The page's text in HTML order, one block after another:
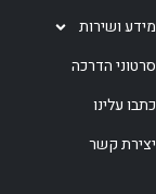
מידע ושירות
סרטוני הדרכה
כתבו עלינו
יצירת קשר